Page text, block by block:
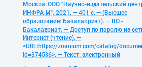
Москва: ООО "Научно-издательский
ИНФРА-М", 2021. — 401 с. — (Высшее
образование: Бакалавриат). — ВО -
Бакалавриат. — Доступ по паролю из
Интернет (чтение). —
<URL:https://znanium.com/catalog/
id=374586>. — Текст: электронный